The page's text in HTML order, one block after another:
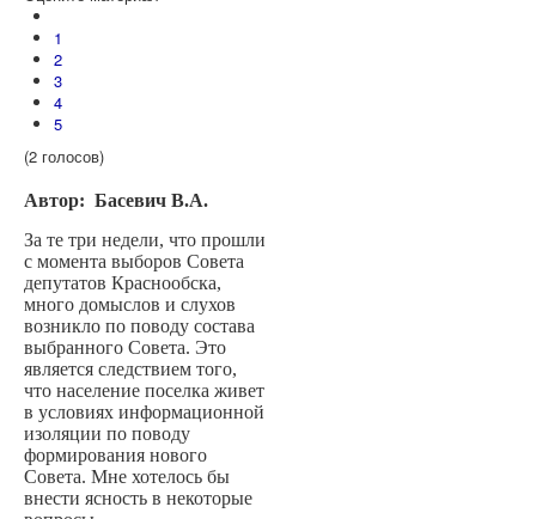
1
2
3
4
5
(2 голосов)
Автор: Басевич В.А.
За те три недели, что прошли
с момента выборов Совета
депутатов Краснообска,
много домыслов и слухов
возникло по поводу состава
выбранного Совета. Это
является следствием того,
что население поселка живет
в условиях информационной
изоляции по поводу
формирования нового
Совета. Мне хотелось бы
внести ясность в некоторые